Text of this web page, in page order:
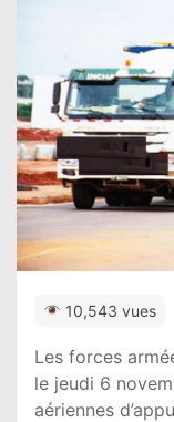
10,543 vues
Les forces
le jeudi 6
aériennes